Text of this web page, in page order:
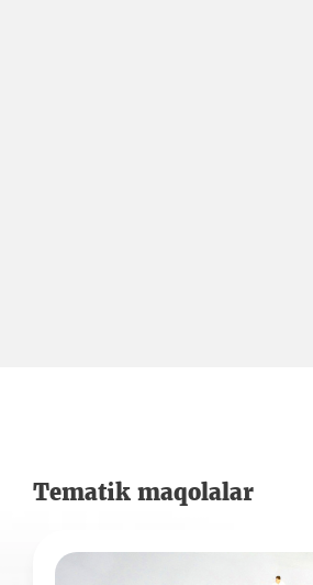
Tematik maqolalar